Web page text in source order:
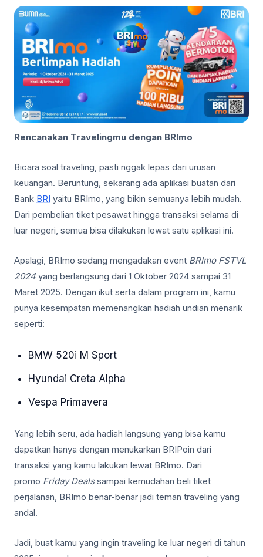
Rencanakan Travelingmu dengan BRImo
Bicara soal traveling, pasti nggak lepas dari urusan
keuangan. Beruntung, sekarang ada aplikasi buatan dari
Bank BRI yaitu BRImo, yang bikin semuanya lebih mudah.
Dari pembelian tiket pesawat hingga transaksi selama di
luar negeri, semua bisa dilakukan lewat satu aplikasi ini.
Apalagi, BRImo sedang mengadakan event BRImo FSTVL
2024 yang berlangsung dari 1 Oktober 2024 sampai 31
Maret 2025. Dengan ikut serta dalam program ini, kamu
punya kesempatan memenangkan hadiah undian menarik
seperti:
BMW 520i M Sport
Hyundai Creta Alpha
Vespa Primavera
Yang lebih seru, ada hadiah langsung yang bisa kamu
dapatkan hanya dengan menukarkan BRIPoin dari
transaksi yang kamu lakukan lewat BRImo. Dari
promo Friday Dealssampai kemudahan beli tiket
perjalanan, BRImo benar-benar jadi teman traveling yang
andal.
Jadi, buat kamu yang ingin traveling ke luar negeri di tahun